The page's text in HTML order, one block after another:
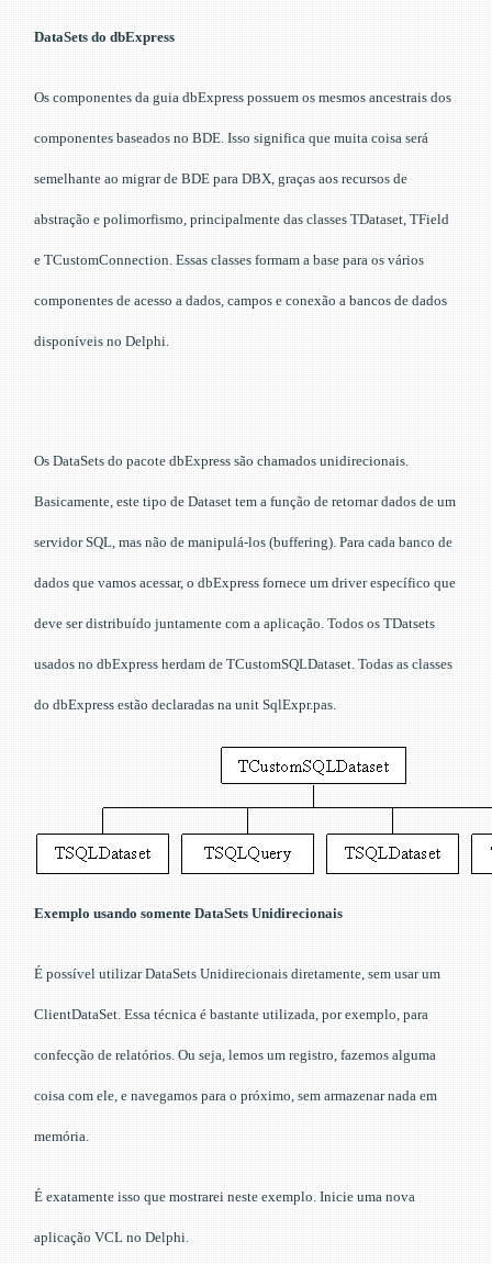
DataSets do dbExpress
Os componentes da guia dbExpress possuem os mesmos ancestrais dos
componentes baseados no BDE. Isso significa que muita coisa será
semelhante ao migrar de BDE para DBX, graças aos recursos de
abstração e polimorfismo, principalmente das classes TDataset, TField
e TCustomConnection. Essas classes formam a base para os vários
componentes de acesso a dados, campos e conexão a bancos de dados
disponíveis no Delphi.
Os DataSets do pacote dbExpress são chamados unidirecionais.
Basicamente, este tipo de Dataset tem a função de retornar dados de um
servidor SQL, mas não de manipulá-los (buffering). Para cada banco de
dados que vamos acessar, o dbExpress fornece um driver específico que
deve ser distribuído juntamente com a aplicação. Todos os TDatsets
usados no dbExpress herdam de TCustomSQLDataset. Todas as classes
do dbExpress estão declaradas na unit SqlExpr.pas.
Exemplo usando somente DataSets Unidirecionais
É possível utilizar DataSets Unidirecionais diretamente, sem usar um
ClientDataSet. Essa técnica é bastante utilizada, por exemplo, para
confecção de relatórios. Ou seja, lemos um registro, fazemos alguma
coisa com ele, e navegamos para o próximo, sem armazenar nada em
memória.
É exatamente isso que mostrarei neste exemplo. Inicie uma nova
aplicação VCL no Delphi.